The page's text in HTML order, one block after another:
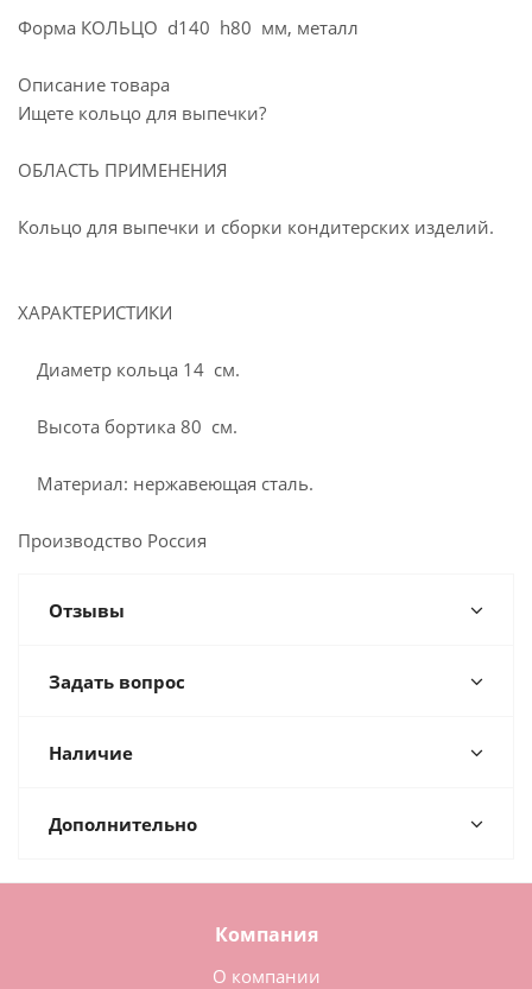
Форма КОЛЬЦО d140 h80 мм, металл
Описание товара
Ищете кольцо для выпечки?
ОБЛАСТЬ ПРИМЕНЕНИЯ
Кольцо для выпечки и сборки кондитерских изделий.
ХАРАКТЕРИСТИКИ
Диаметр кольца 14 см.
Высота бортика 80 см.
Материал: нержавеющая сталь.
Производство Россия
Отзывы
Задать вопрос
Наличие
Дополнительно
Компания
О компании